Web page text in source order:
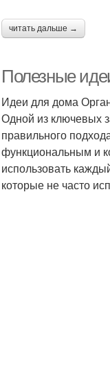
читать дальше →
Полезные
Идеи для дома
Одной из ключевых
правильного
функциональным и
использовать
которые не часто